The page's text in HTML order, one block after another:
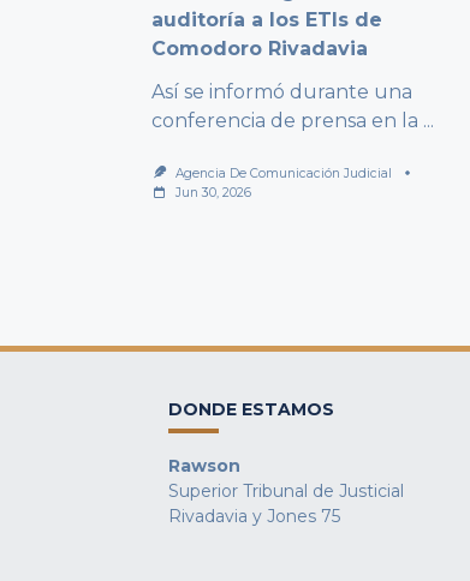
auditoría a los ETIs de
Comodoro Rivadavia
Así se informó durante una
conferencia de prensa en la ...
Agencia De Comunicación Judicial
Jun 30, 2026
DONDE ESTAMOS
Rawson
Superior Tribunal de Justicial
Rivadavia y Jones 75